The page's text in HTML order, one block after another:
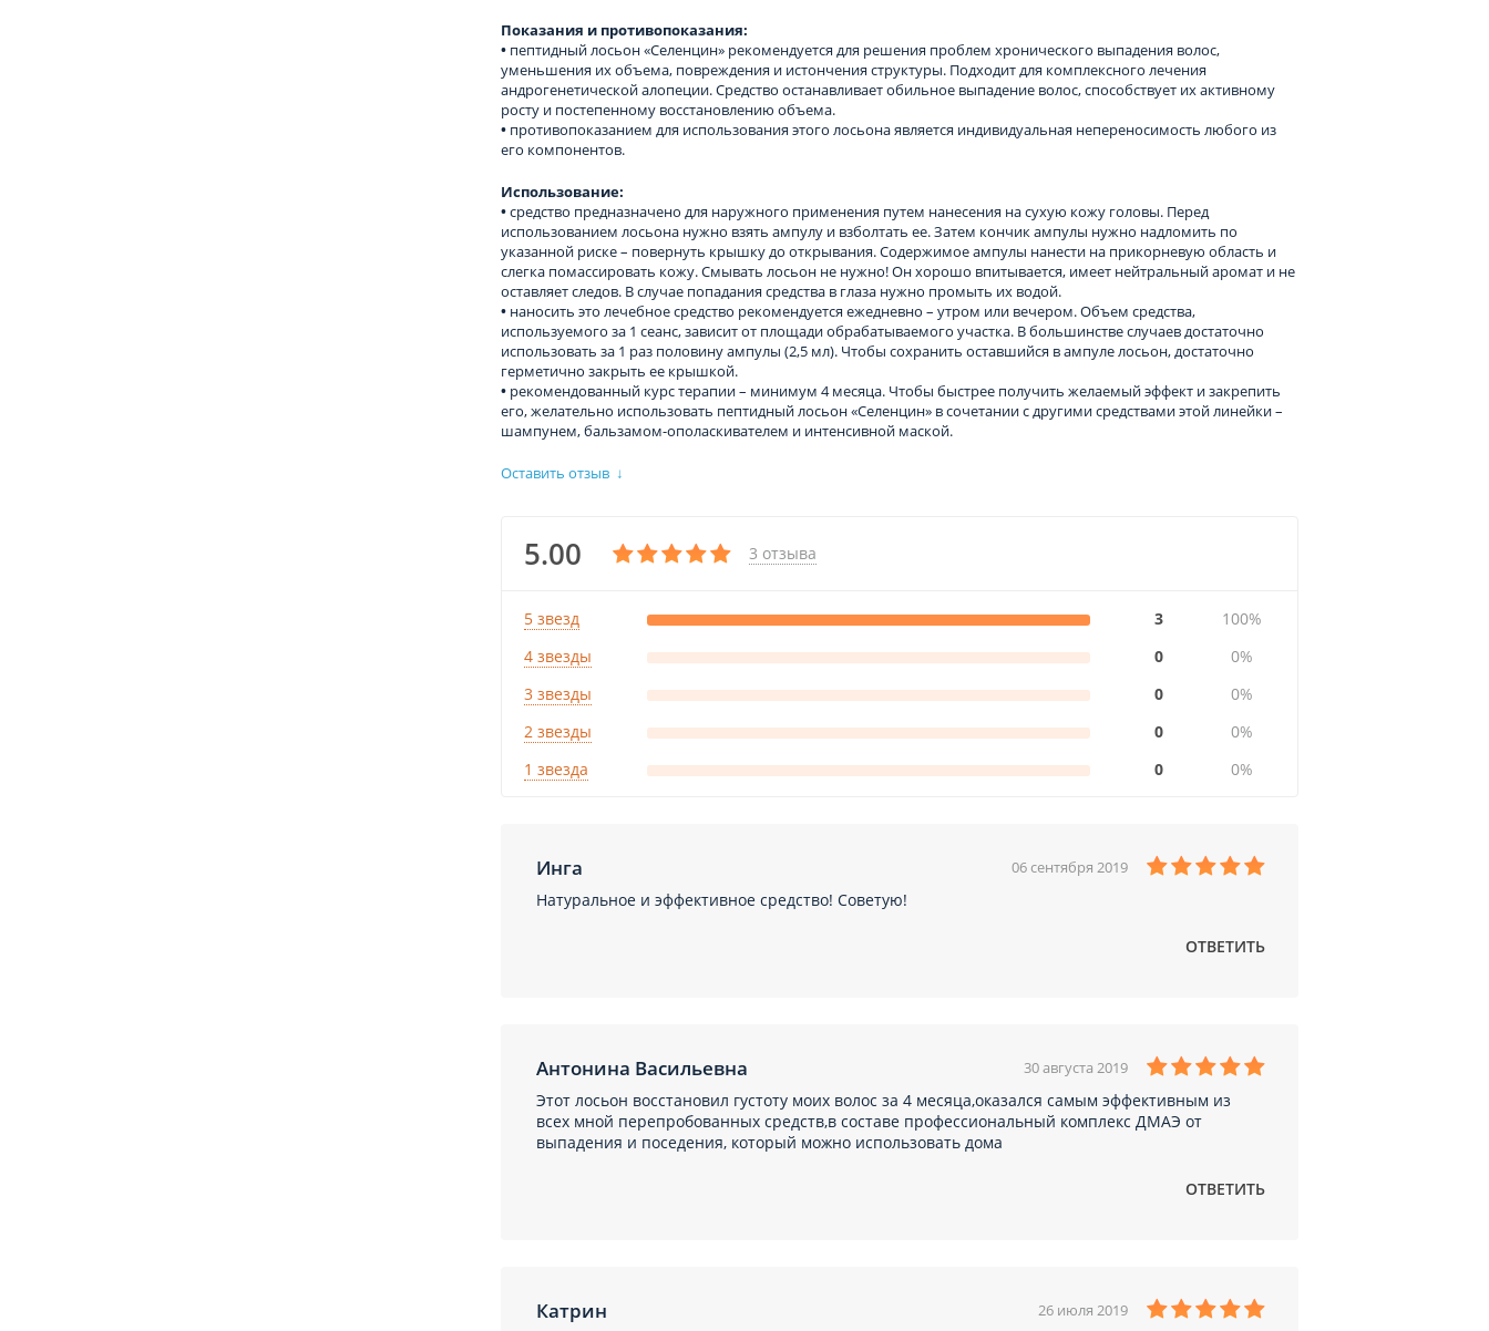
Показания и противопоказания:
• пептидный лосьон «Селенцин» рекомендуется для решения проблем хронического выпадения волос,
уменьшения их объема, повреждения и истончения структуры. Подходит для комплексного лечения
андрогенетической алопеции. Средство останавливает обильное выпадение волос, способствует их активному
росту и постепенному восстановлению объема.
• противопоказанием для использования этого лосьона является индивидуальная непереносимость любого из
его компонентов.
Использование:
•средство предназначено для наружного применения путем нанесения на сухую кожу головы. Перед
использованием лосьона нужно взять ампулу и взболтать ее. Затем кончик ампулы нужно надломить по
указанной риске – повернуть крышку до открывания. Содержимое ампулы нанести на прикорневую область и
слегка помассировать кожу. Смывать лосьон не нужно! Он хорошо впитывается, имеет нейтральный аромат и не
оставляет следов. В случае попадания средства в глаза нужно промыть их водой.
• наносить это лечебное средство рекомендуется ежедневно – утром или вечером. Объем средства,
используемого за 1 сеанс, зависит от площади обрабатываемого участка. В большинстве случаев достаточно
использовать за 1 раз половину ампулы (2,5 мл). Чтобы сохранить оставшийся в ампуле лосьон, достаточно
герметично закрыть ее крышкой.
• рекомендованный курс терапии – минимум 4 месяца. Чтобы быстрее получить желаемый эффект и закрепить
его, желательно использовать пептидный лосьон «Селенцин» в сочетании с другими средствами этой линейки –
шампунем, бальзамом-ополаскивателем и интенсивной маской.
Оставить отзыв ↓
5.00 3 отзыва
5 звезд 3
100%
4 звезды
0
0%
3 звезды
0
0%
2 звезды
0
0%
1 звезда
0 0%
Инга 06 сентября 2019
Натуральное и эффективное средство! Советую!
ОТВЕТИТЬ
Антонина Васильевна 30 августа 2019
Этот лосьон восстановил густоту моих волос за 4 месяца,оказался самым эффективным из
всех мной перепробованных средств,в составе профессиональный комплекс ДМАЭ от
выпадения и поседения, который можно использовать дома
ОТВЕТИТЬ
Катрин 26 июля 2019